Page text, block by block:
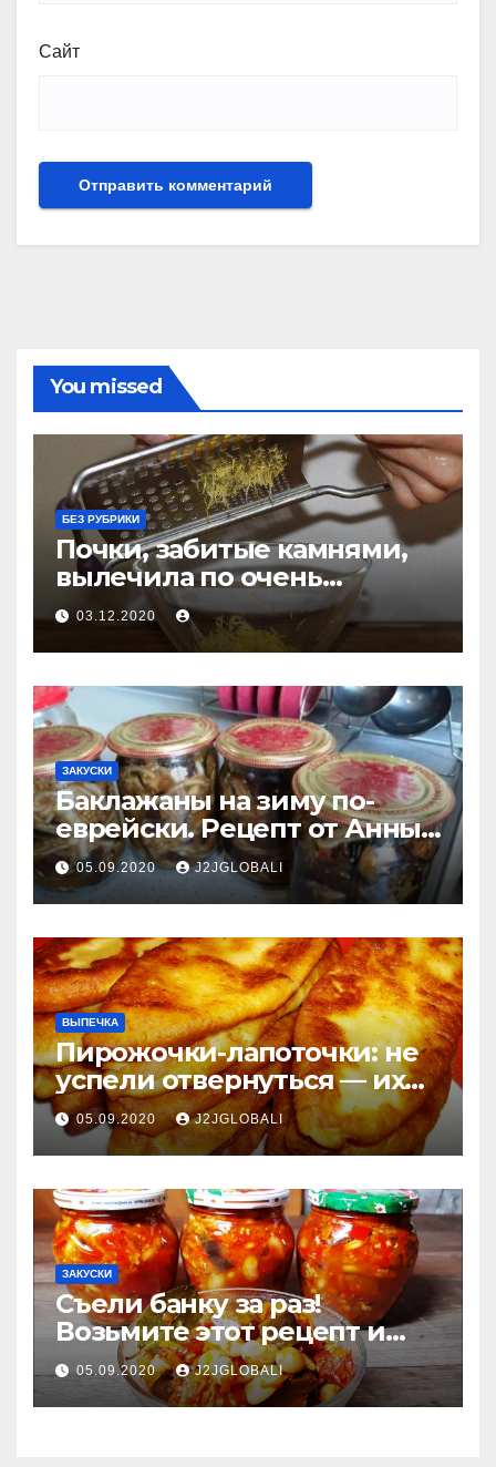
Сайт
You missed
БЕЗ РУБРИКИ
Почки, забитые камнями,
вылечила по очень
простому рецепту — уже 30
лет прошло и все хорошо!
03.12.2020
ЗАКУСКИ
Баклажаны на зиму по-
еврейски. Рецепт от Анны
Ароновны
05.09.2020 J2JGLOBALI
ВЫПЕЧКА
Пирожочки-лапоточки: не
успели отвернуться — их
уже нет!
05.09.2020 J2JGLOBALI
ЗАКУСКИ
Съели банку за раз!
Возьмите этот рецепт и
готовьте побольше:
баклажаны с фасолью и
овощами на зиму
05.09.2020 J2JGLOBALI